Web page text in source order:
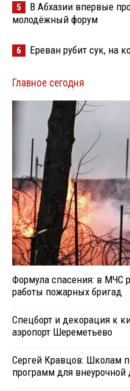
5
В Абхазии впервые
молодёжный форум
6 Ереван рубит сук, на
Главное сегодня
Формула спасения: в МЧС
работы пожарных бригад
Спецборт и декорация к
аэропорт Шереметьево
Сергей Кравцов: Школам
программ для внеурочной